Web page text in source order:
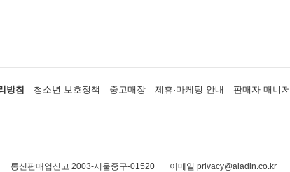
방침 청소년 보호정책 중고매장 제휴·마케팅 안내 판매자 매니저
통신판매업신고 2003-서울중구-01520 이메일 privacy@aladin.co.kr